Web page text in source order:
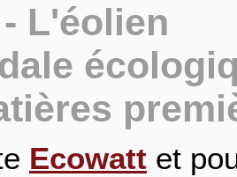
L'éolien
Ecowatt et